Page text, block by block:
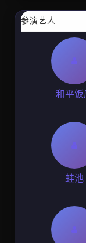
参演艺人
和平饭
蛙池